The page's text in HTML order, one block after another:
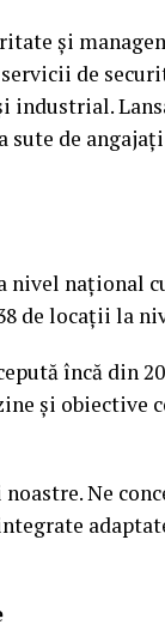
și
de
sute de
nivel național
de locații la
încă din
și obiective
Ne